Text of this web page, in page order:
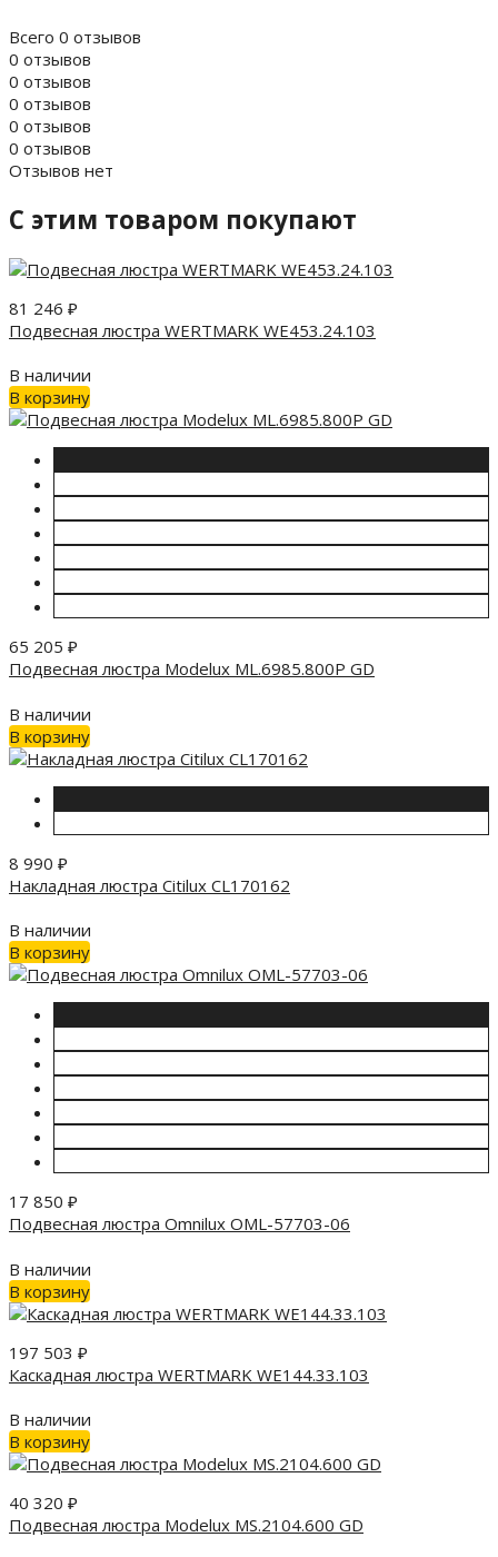
Всего 0 отзывов
0 отзывов
0 отзывов
0 отзывов
0 отзывов
0 отзывов
Отзывов нет
C этим товаром покупают
81 246 ₽
Подвесная люстра WERTMARK WE453.24.103
В наличии
В корзину
65 205 ₽
Подвесная люстра Modelux ML.6985.800P GD
В наличии
В корзину
8 990 ₽
Накладная люстра Citilux CL170162
В наличии
В корзину
17 850 ₽
Подвесная люстра Omnilux OML-57703-06
В наличии
В корзину
197 503 ₽
Каскадная люстра WERTMARK WE144.33.103
В наличии
В корзину
40 320 ₽
Подвесная люстра Modelux MS.2104.600 GD